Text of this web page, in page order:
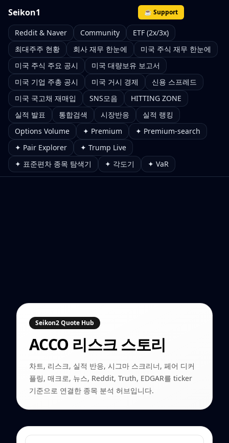
Seikon1 ☕ Support
Reddit & Naver Community
ETF (2x/3x)
최대주주 현황
회사 재무 한눈에
미국 주식 재무 한눈에
미국 주식 주요 공시
미국 대량보유 보고서
미국 기업 주총 공시
미국 거시 경제
신용 스프레드
미국 국고채 재매입
SNS모음
HITTING ZONE
실적 발표
통합검색 시장반응
실적 랭킹
Options Volume
✦ Premium
✦ Premium-search
✦ Pair Explorer
✦ Trump Live
✦ 표준편차 종목 탐색기
✦ 각도기 ✦ VaR
Seikon2 Quote Hub
ACCO 리스크 스토리
차트, 리스크, 실적 반응, 시그마 스크리너, 페어 디커
플링, 매크로, 뉴스, Reddit, Truth, EDGAR를 ticker
기준으로 연결한 종목 분석 허브입니다.